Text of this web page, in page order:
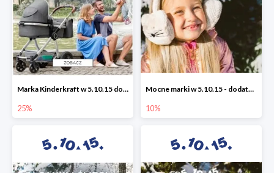
Marka Kinderkraft w 5.10.15 do -25%
25%
Mocne marki w 5.10.15 - dodatkowe -10% rabatu
10%